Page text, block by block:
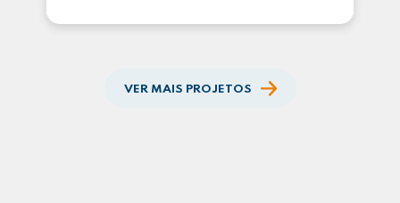
VER MAIS PROJETOS